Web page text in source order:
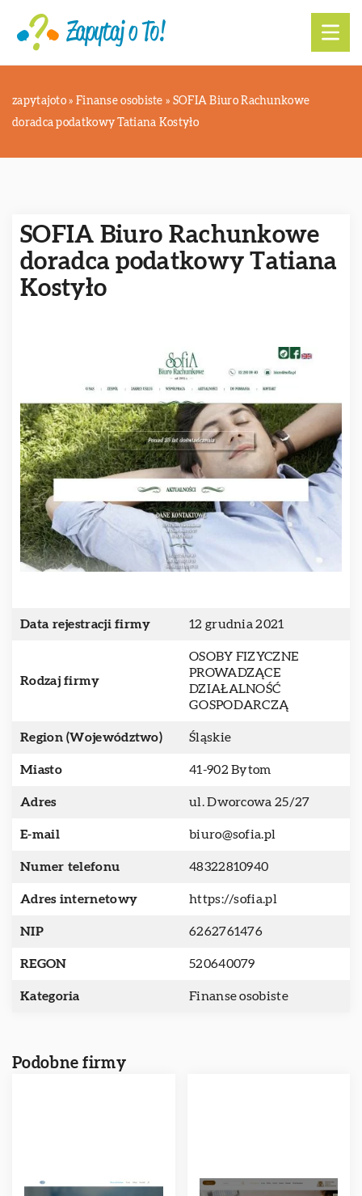
zapytajoto » Finanse osobiste » SOFIA Biuro Rachunkowe
doradca podatkowy Tatiana Kostyło
SOFIA Biuro Rachunkowe
doradca podatkowy Tatiana
Kostyło
Data rejestracji firmy 12 grudnia 2021
Rodzaj firmy
OSOBY FIZYCZNE
PROWADZĄCE
DZIAŁALNOŚĆ
GOSPODARCZĄ
Region (Województwo) Śląskie
Miasto 41-902 Bytom
Adres ul. Dworcowa 25/27
E-mail biuro@sofia.pl
Numer telefonu 48322810940
Adres internetowy https://sofia.pl
NIP 6262761476
REGON 520640079
Kategoria Finanse osobiste
Podobne firmy